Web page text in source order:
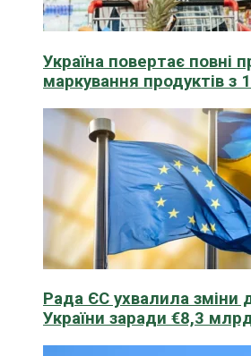
Україна повертає повні
маркування продуктів з
Рада ЄС ухвалила зміни
України заради €8,3